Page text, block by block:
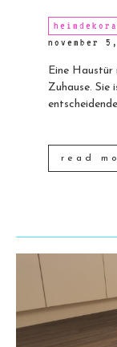
november
Eine Haustür
Zuhause. Sie
read